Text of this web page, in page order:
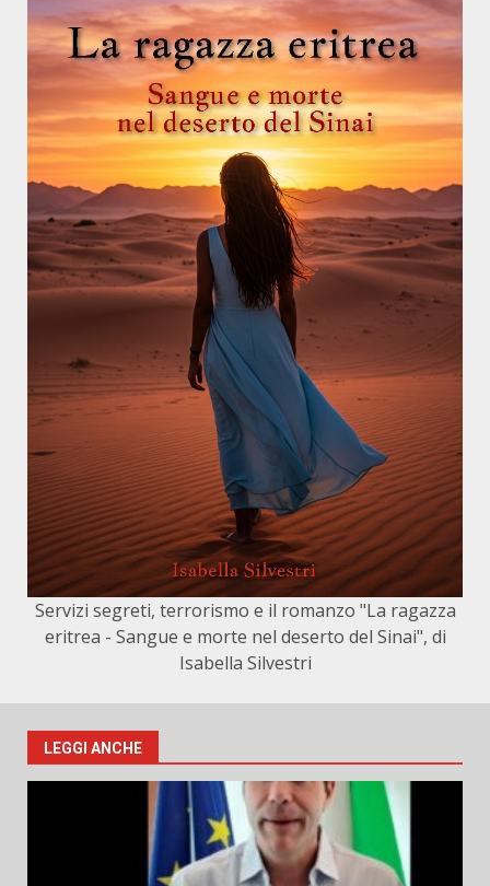
Servizi segreti, terrorismo e il romanzo "La ragazza
eritrea - Sangue e morte nel deserto del Sinai", di
Isabella Silvestri
LEGGI ANCHE